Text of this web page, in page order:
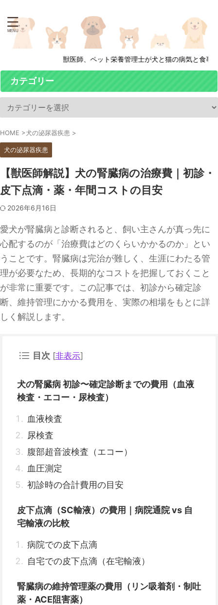
獣医師、ペット栄養管理士が犬と猫の病気と食事につい
カテゴリー
HOME >犬の泌尿器疾患 >
犬の泌尿器疾患
【獣医師解説】犬の腎臓病の治療費｜初診・
皮下点滴・薬・年間コストの目安
2026年6月16日
愛犬が腎臓病と診断されると、飼い主さんが真っ先に
心配するのが「治療費はどのくらいかかるのか」とい
うことです。腎臓病は完治が難しく、生涯にわたる管
理が必要なため、長期的なコストを把握しておくこと
が非常に重要です。この記事では、初診から確定診
断、維持管理にかかる費用を、実際の相場をもとに詳
しく解説します。
目次 [非表示]
犬の腎臓病 初診〜確定診断までの費用（血液
検査・エコー・尿検査）
血液検査
尿検査
腹部超音波検査（エコー）
血圧測定
初診時の合計費用の目安
皮下点滴（SC輸液）の費用｜病院通院 vs 自
宅輸液の比較
病院での皮下点滴
自宅での皮下点滴（在宅輸液）
腎臓病の維持管理薬の費用（リン吸着剤・制吐
薬・ACE阻害薬）